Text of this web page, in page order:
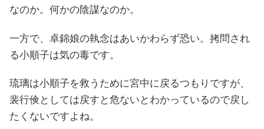
なのか。何かの陰謀なのか。
一方で、卓錦娘の執念はあいかわらず恐い。拷問され
る小順子は気の毒です。
琉璃は小順子を救うために宮中に戻るつもりですが、
裴行倹としては戻すと危ないとわかっているので戻し
たくないですよね。